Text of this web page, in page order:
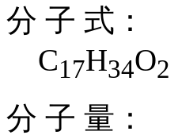
分 子 式：
C17H34O2
分 子 量：